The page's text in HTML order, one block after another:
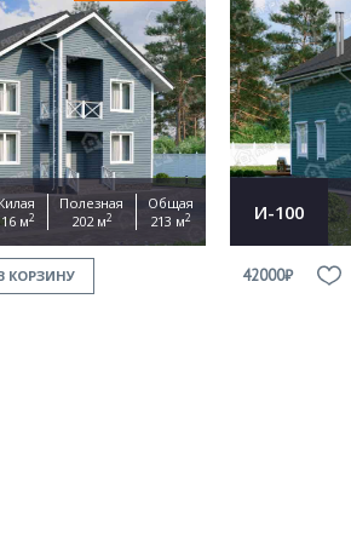
м2
Полезная
202 м2
Общая
213 м2
КОРЗИНУ
И-100
42000₽